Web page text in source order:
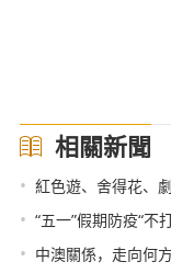
相關新聞
• 紅色遊、舍得花、
• “五一”假期防疫“不
• 中澳關係，走向何方